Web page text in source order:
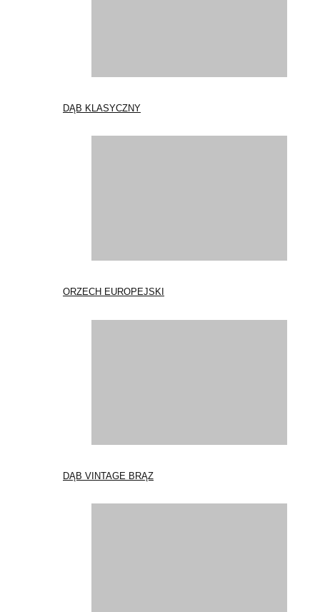
DĄB KLASYCZNY
ORZECH EUROPEJSKI
DĄB VINTAGE BRĄZ